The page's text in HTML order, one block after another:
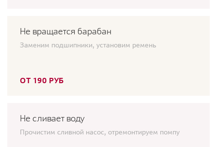
Не вращается барабан
Заменим подшипники, установим ремень
ОТ 190 РУБ
Не сливает воду
Прочистим сливной насос, отремонтируем помпу